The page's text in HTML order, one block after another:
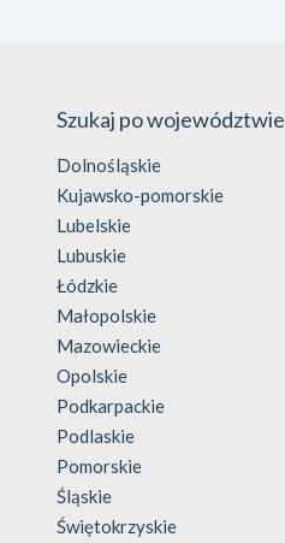
Szukaj po województwie
Dolnośląskie
Kujawsko-pomorskie
Lubelskie
Lubuskie
Łódzkie
Małopolskie
Mazowieckie
Opolskie
Podkarpackie
Podlaskie
Pomorskie
Śląskie
Świętokrzyskie